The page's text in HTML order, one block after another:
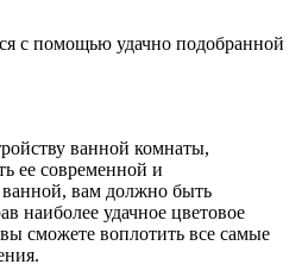
с помощью удачно подобранной
ванной комнаты,
ее современной и
вам должно быть
наиболее удачное цветовое
сможете воплотить все самые